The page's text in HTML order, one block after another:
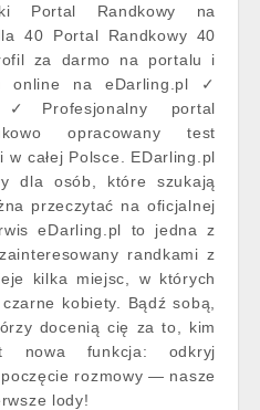
Portal Randkowy na
40 Portal Randkowy 40
za darmo na portalu i
online na eDarling.pl ✓
✓Profesjonalny portal
opracowany test
całej Polsce. EDarling.pl
dla osób, które szukają
przeczytać na oficjalnej
eDarling.pl to jedna z
randkami z
kilka miejsc, w których
kobiety. Bądź sobą,
docenią cię za to, kim
nowa funkcja: odkryj
rozmowy — nasze
lody!